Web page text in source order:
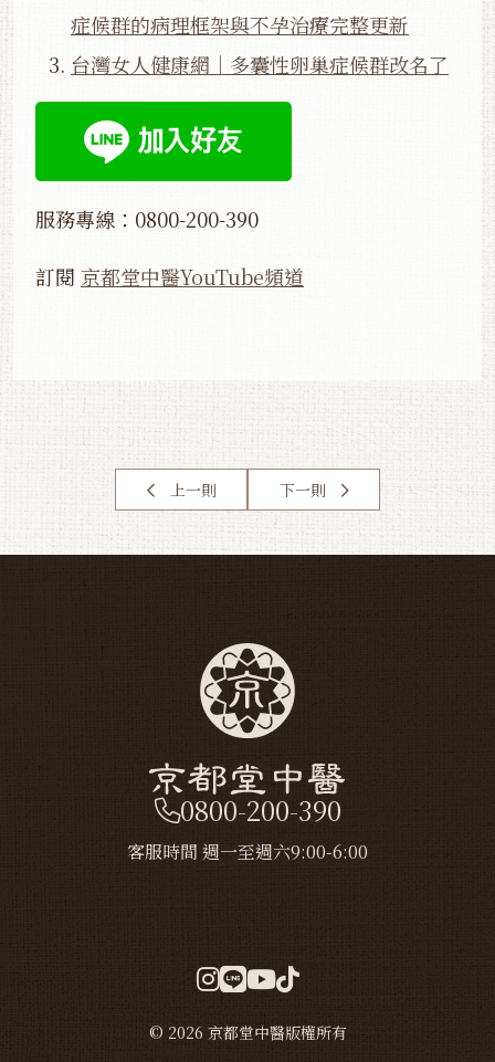
症候群的病理框架與不孕治療完整更新
台灣女人健康網｜多囊性卵巢症候群改名了
服務專線：0800-200-390
訂閱 京都堂中醫YouTube頻道
上一則 下一則
0800-200-390
客服時間 週一至週六9:00-6:00
© 2026 京都堂中醫版權所有